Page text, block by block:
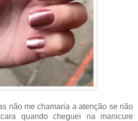
não me chamaria a atenção se não
quando cheguei na manicure